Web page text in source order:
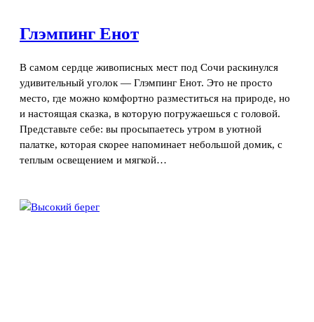
Глэмпинг Енот
В самом сердце живописных мест под Сочи раскинулся
удивительный уголок — Глэмпинг Енот. Это не просто
место, где можно комфортно разместиться на природе, но
и настоящая сказка, в которую погружаешься с головой.
Представьте себе: вы просыпаетесь утром в уютной
палатке, которая скорее напоминает небольшой домик, с
теплым освещением и мягкой…